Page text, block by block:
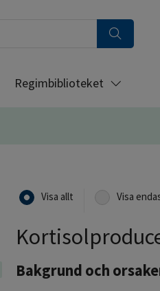
Regimbiblioteket
Visa allt Visa
Bakgrund och